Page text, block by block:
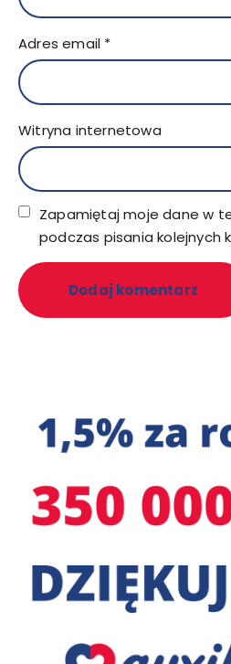
Adres email *
Witryna internetowa
Zapamiętaj moje dane w
podczas pisania kolejnych